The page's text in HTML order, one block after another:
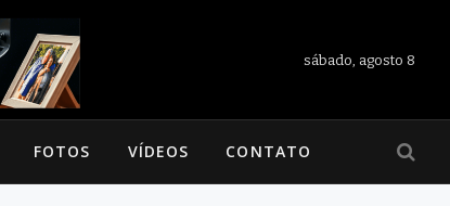
sábado, agosto 8
FOTOS VÍDEOS CONTATO